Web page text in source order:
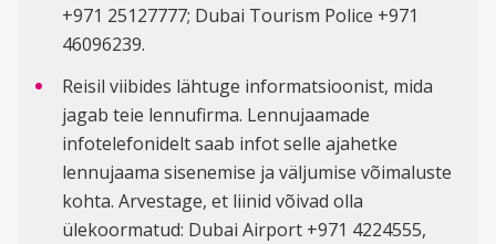
+971 25127777; Dubai Tourism Police +971
46096239.
Reisil viibides lähtuge informatsioonist, mida
jagab teie lennufirma. Lennujaamade
infotelefonidelt saab infot selle ajahetke
lennujaama sisenemise ja väljumise võimaluste
kohta. Arvestage, et liinid võivad olla
ülekoormatud: Dubai Airport +971 4224555,